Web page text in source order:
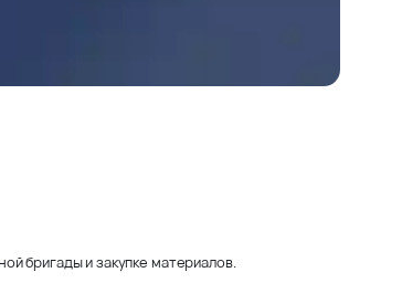
бригады и закупке материалов.